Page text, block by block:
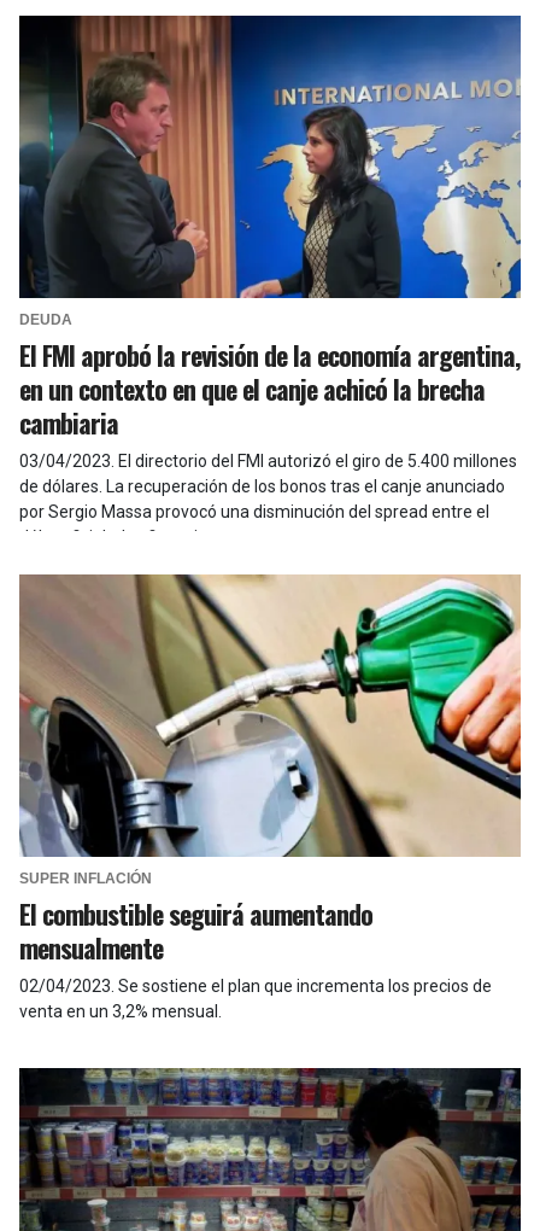
DEUDA
El FMI aprobó la revisión de la economía argentina,
en un contexto en que el canje achicó la brecha
cambiaria
03/04/2023 El directorio del FMI autorizó el giro de 5.400 millones
de dólares. La recuperación de los bonos tras el canje anunciado
por Sergio Massa provocó una disminución del spread entre el
dólar oficial y los financieros.
SUPER INFLACIÓN
El combustible seguirá aumentando
mensualmente
02/04/2023 Se sostiene el plan que incrementa los precios de
venta en un 3,2% mensual.